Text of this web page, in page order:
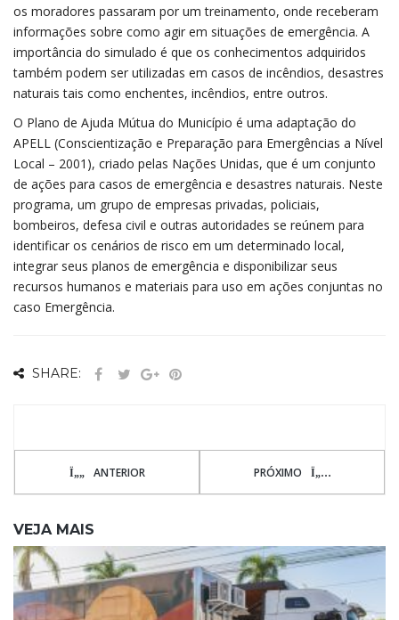
os moradores passaram por um treinamento, onde receberam
informações sobre como agir em situações de emergência. A
importância do simulado é que os conhecimentos adquiridos
também podem ser utilizadas em casos de incêndios, desastres
naturais tais como enchentes, incêndios, entre outros.
O Plano de Ajuda Mútua do Município é uma adaptação do
APELL (Conscientização e Preparação para Emergências a Nível
Local – 2001), criado pelas Nações Unidas, que é um conjunto
de ações para casos de emergência e desastres naturais. Neste
programa, um grupo de empresas privadas, policiais,
bombeiros, defesa civil e outras autoridades se reúnem para
identificar os cenários de risco em um determinado local,
integrar seus planos de emergência e disponibilizar seus
recursos humanos e materiais para uso em ações conjuntas no
caso Emergência.
SHARE:
ANTERIOR PRÓXIMO
VEJA MAIS